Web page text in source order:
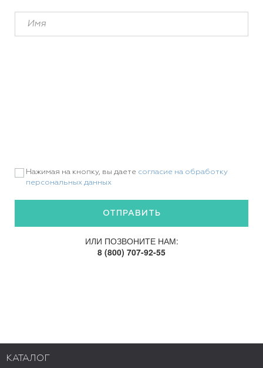
Нажимая на кнопку, вы даете согласие на обработку
персональных данных
ИЛИ ПОЗВОНИТЕ НАМ:
8 (800) 707-92-55
КАТАЛОГ